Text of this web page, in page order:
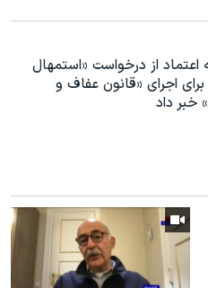
صلح
اعتماد از درخواست «استمهال
اجرای «قانون عفاف و
داد